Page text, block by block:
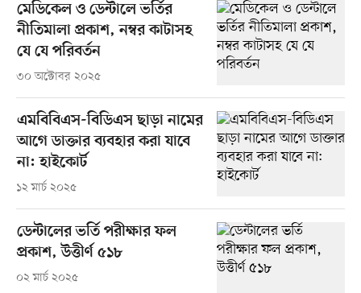
মেডিকেল ও ডেন্টালে ভর্তির
নীতিমালা প্রকাশ, নম্বর কাটাসহ
যে যে পরিবর্তন
৩০ অক্টোবর ২০২৫
এমবিবিএস-বিডিএস ছাড়া নামের
আগে ডাক্তার ব্যবহার করা যাবে
না: হাইকোর্ট
১২ মার্চ ২০২৫
ডেন্টালের ভর্তি পরীক্ষার ফল
প্রকাশ, উত্তীর্ণ ৫১৮
০২ মার্চ ২০২৫